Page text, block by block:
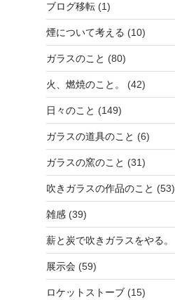
ブログ移転(1)
煙について考える (10)
ガラスのこと (80)
火、燃焼のこと。 (42)
日々のこと (149)
ガラスの道具のこと (6)
ガラスの窯のこと (31)
吹きガラスの作品のこと (53)
雑感(39)
薪と炭で吹きガラスをやる。
展示会(59)
ロケットストーブ(15)